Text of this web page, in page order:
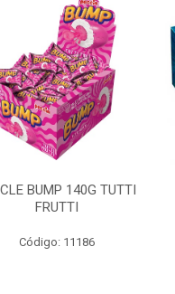
BUMP 140G TUTTI
FRUTTI
Código: 11186